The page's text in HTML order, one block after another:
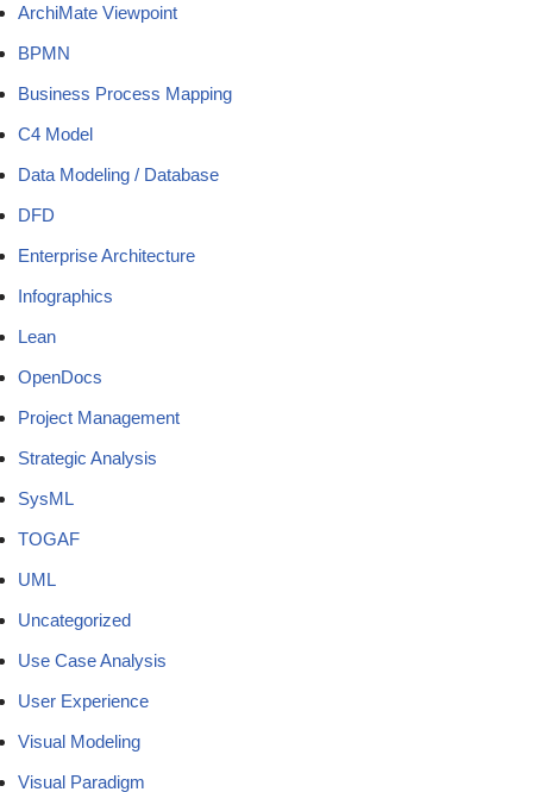
ArchiMate Viewpoint
BPMN
Business Process Mapping
C4 Model
Data Modeling / Database
DFD
Enterprise Architecture
Infographics
Lean
OpenDocs
Project Management
Strategic Analysis
SysML
TOGAF
UML
Uncategorized
Use Case Analysis
User Experience
Visual Modeling
Visual Paradigm